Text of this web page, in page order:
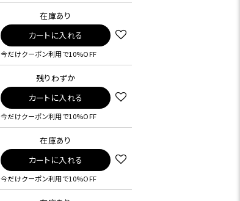
在庫あり
カートに入れる
今だけクーポン利用で10%OFF
残りわずか
カートに入れる
今だけクーポン利用で10%OFF
在庫あり
カートに入れる
今だけクーポン利用で10%OFF